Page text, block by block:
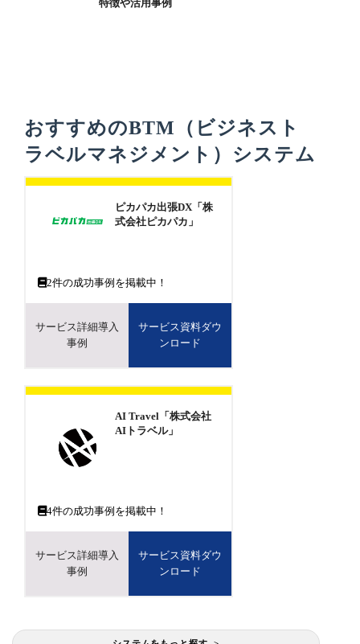
特徴や活用事例
おすすめのBTM（ビジネスト
ラベルマネジメント）システム
ピカパカ出張DX「株
式会社ピカパカ」
2件の成功事例を掲載中！
サービス詳細導入
事例
サービス資料ダウ
ンロード
AI Travel「株式会社
AIトラベル」
4件の成功事例を掲載中！
サービス詳細導入
事例
サービス資料ダウ
ンロード